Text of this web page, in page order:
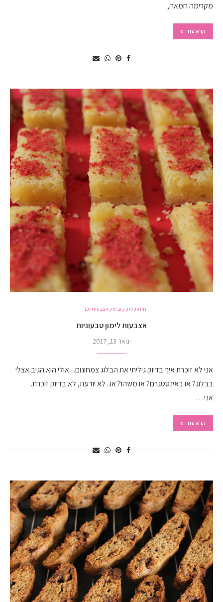
מקרימה חמאה,…
קרא עוד
חיתוכיות, קוביות, אצבעות וכו'
אצבעות לימון טבעוניות
ינואר 13, 2017
אני לא זוכרת איך בדיוק גיליתי את הבלוג צמחונום. אולי הוא הגיב אצלי
בבלוג? או באינסטגרם? או משהו? או.. לא יודעת, לא בדיוק זוכרת.
אני…
קרא עוד